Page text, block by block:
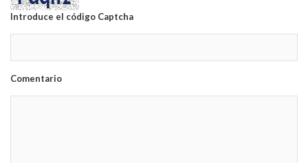
Introduce el código Captcha
Comentario